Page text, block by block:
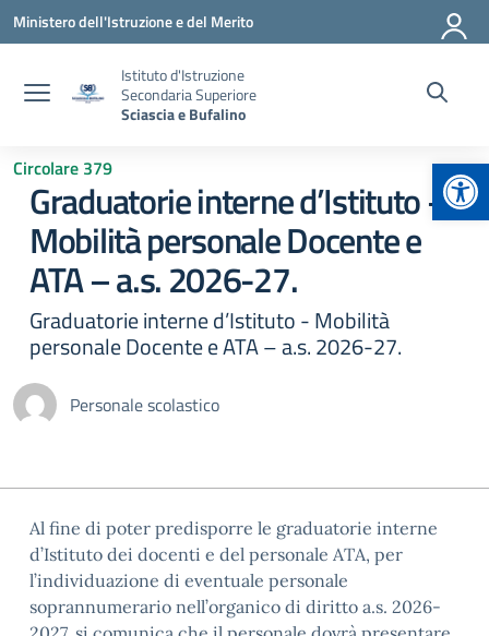
Vai ai contenuti
Vai al menu di navigazione
Vai al footer
Ministero dell'Istruzione e del Merito
Istituto d'Istruzione
Secondaria Superiore
Sciascia e Bufalino
Circolare 379
Graduatorie interne d’Istituto –
Mobilità personale Docente e
ATA – a.s. 2026-27.
Graduatorie interne d’Istituto - Mobilità
personale Docente e ATA – a.s. 2026-27.
Personale scolastico
Al fine di poter predisporre le graduatorie interne
d’Istituto dei docenti e del personale ATA, per
l’individuazione di eventuale personale
soprannumerario nell’organico di diritto a.s. 2026-